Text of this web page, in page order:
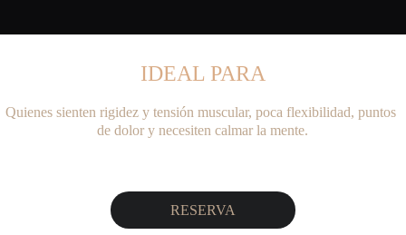
IDEAL PARA
Quienes sienten rigidez y tensión muscular, poca flexibilidad, puntos
de dolor y necesiten calmar la mente.
RESERVA